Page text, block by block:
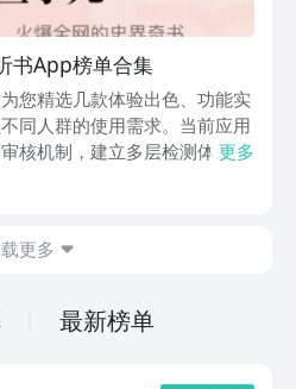
书App榜单合集
您精选几款体验出色、功能实
同人群的使用需求。当前应用
核机制，建立多层检测体系，
备运行安全无忧。若您热衷音
更多
更多
最新榜单